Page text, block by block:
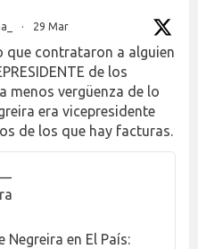
· 29 Mar
que contrataron a alguien
de los
menos vergüenza de lo
era vicepresidente
de los que hay facturas.
Negreira en El País: